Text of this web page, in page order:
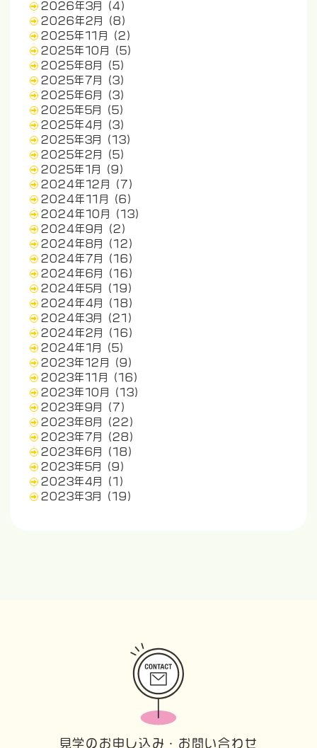
2026年3月
(4)
2026年2月
(8)
2025年11月
(2)
2025年10月
(5)
2025年8月
(5)
2025年7月
(3)
2025年6月
(3)
2025年5月
(5)
2025年4月
(3)
2025年3月
(13)
2025年2月
(5)
2025年1月
(9)
2024年12月
(7)
2024年11月
(6)
2024年10月
(13)
2024年9月
(2)
2024年8月
(12)
2024年7月
(16)
2024年6月
(16)
2024年5月
(19)
2024年4月
(18)
2024年3月
(21)
2024年2月
(16)
2024年1月
(5)
2023年12月
(9)
2023年11月
(16)
2023年10月
(13)
2023年9月
(7)
2023年8月
(22)
2023年7月
(28)
2023年6月
(18)
2023年5月
(9)
2023年4月
(1)
2023年3月
(19)
見学のお申し込み・お問い合わせ